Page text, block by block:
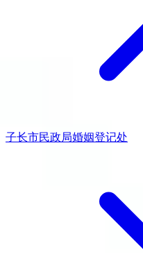
子长市民政局婚姻登记处